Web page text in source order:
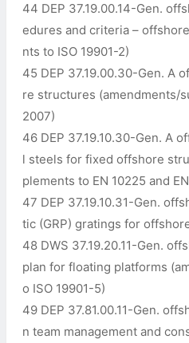
44 DEP 37.19.00.14-Gen.
edures and criteria –
nts to ISO 19901-2)
45 DEP 37.19.00.30-Gen. A
re structures (amendments/
2007)
46 DEP 37.19.10.30-Gen. A
l steels for fixed offshore
plements to EN 10225 and
47 DEP 37.19.10.31-Gen.
tic (GRP) gratings for
48 DWS 37.19.20.11-Gen.
plan for floating platforms
o ISO 19901-5)
49 DEP 37.81.00.11-Gen.
n team management and